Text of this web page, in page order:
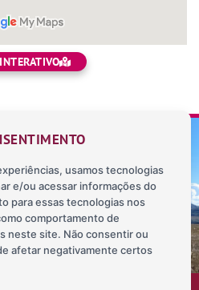
BLOG MAPA INTERATIVO
PRIVACIDADE
usamos tecnologias
e/ou acessar informações do
para essas tecnologias nos
comportamento de
neste site. Não consentir ou
afetar negativamente certos